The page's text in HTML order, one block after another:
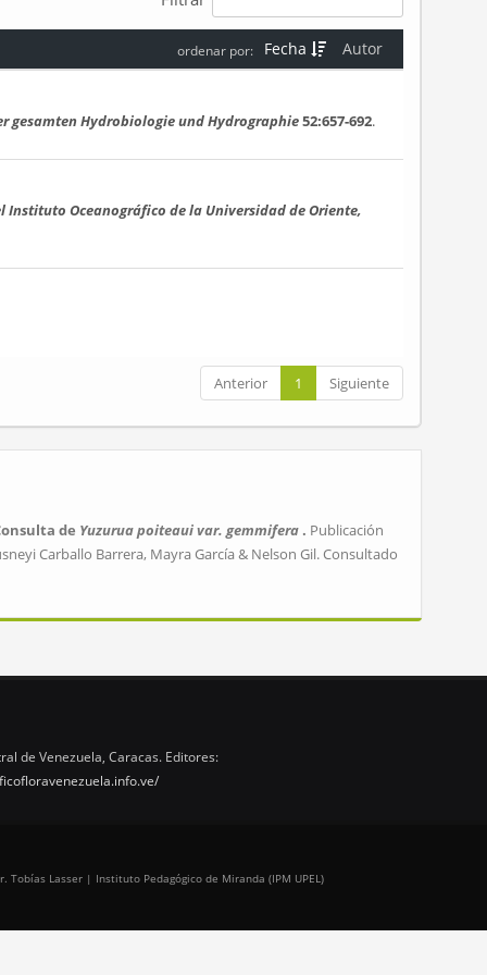
Autor
Fecha
ordenar por:
gesamten Hydrobiologie und Hydrographie52:657-692.
Instituto Oceanográfico de la Universidad de Oriente,
Anterior 1 Siguiente
de Yuzurua poiteaui var. gemmifera . Publicación
Carballo Barrera, Mayra García & Nelson Gil. Consultado
de Venezuela, Caracas. Editores:
Lasser | Instituto Pedagógico de Miranda (IPM UPEL)